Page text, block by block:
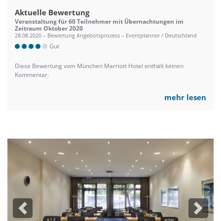
Aktuelle Bewertung
Veranstaltung für 60 Teilnehmer mit Übernachtungen im
Zeitraum Oktober 2020
28.08.2020 – Bewertung Angebotsprozess – Eventplanner / Deutschland
Gut
Diese Bewertung vom München Marriott Hotel enthält keinen
Kommentar.
mehr lesen
Previous Next